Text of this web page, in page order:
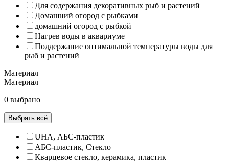
Для содержания декоративных рыб и растений
Домашний огород с рыбками
домашний огород с рыбкой
Нагрев воды в аквариуме
Поддержание оптимальной температуры воды для
рыб и растений
Материал
Материал
0 выбрано
Выбрать всё
UHA, АБС-пластик
АБС-пластик, Стекло
Кварцевое стекло, керамика, пластик